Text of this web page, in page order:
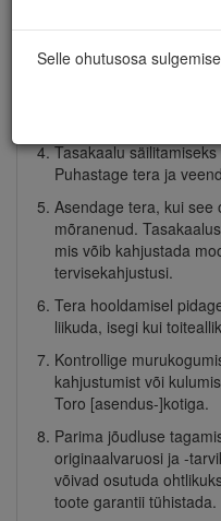
Selle ohutusosa
juhistes näidatud viisil.
volitatud teenindusel,
Tasakaalu
Puhastage tera ja
Asendage tera, kui see
mõranenud.
mis võib kahjustada
tervisekahjustusi.
Tera hooldamisel
liikuda, isegi kui
Kontrollige
kahjustumist või
Toro [asendus-]kotiga.
Parima jõudluse
originaalvaruosi ja -
võivad osutuda
toote garantii tühistada.